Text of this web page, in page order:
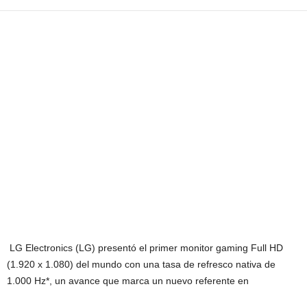
LG Electronics (LG) presentó el primer monitor gaming Full HD
(1.920 x 1.080) del mundo con una tasa de refresco nativa de
1.000 Hz*, un avance que marca un nuevo referente en